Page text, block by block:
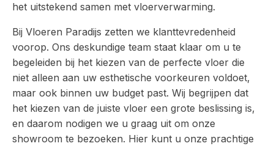
het uitstekend samen met vloerverwarming.
Bij Vloeren Paradijs zetten we klanttevredenheid
voorop. Ons deskundige team staat klaar om u te
begeleiden bij het kiezen van de perfecte vloer die
niet alleen aan uw esthetische voorkeuren voldoet,
maar ook binnen uw budget past. Wij begrijpen dat
het kiezen van de juiste vloer een grote beslissing is,
en daarom nodigen we u graag uit om onze
showroom te bezoeken. Hier kunt u onze prachtige